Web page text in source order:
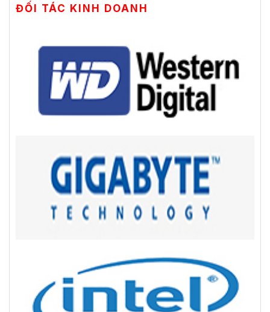
ĐỐI TÁC KINH DOANH